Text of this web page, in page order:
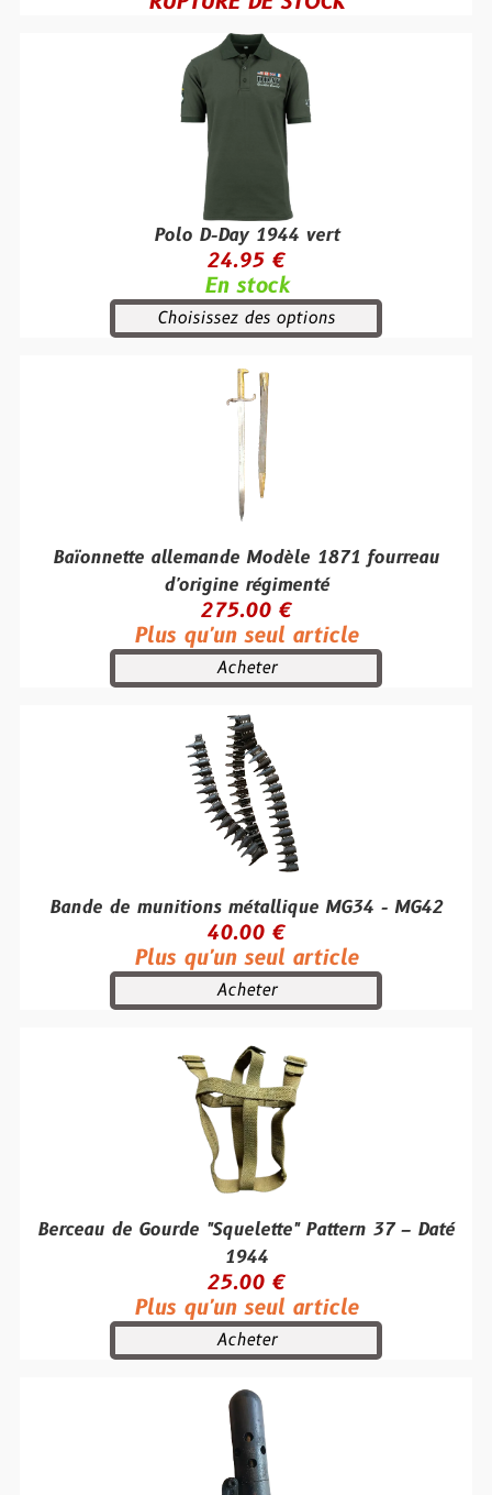
Polo D-Day 1944 vert
24.95 €
En stock
Choisissez des options
Baïonnette allemande Modèle 1871 fourreau
d'origine régimenté
275.00 €
Plus qu'un seul article
Acheter
Bande de munitions métallique MG34 - MG42
40.00 €
Plus qu'un seul article
Acheter
Berceau de Gourde "Squelette" Pattern 37 – Daté
1944
25.00 €
Plus qu'un seul article
Acheter